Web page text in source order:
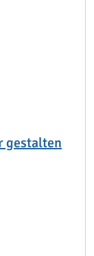
gestalten